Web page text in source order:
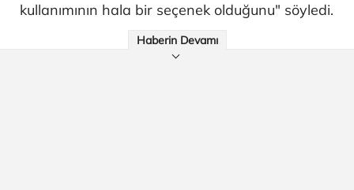
kullanımının hala bir seçenek olduğunu" söyledi.
Haberin Devamı